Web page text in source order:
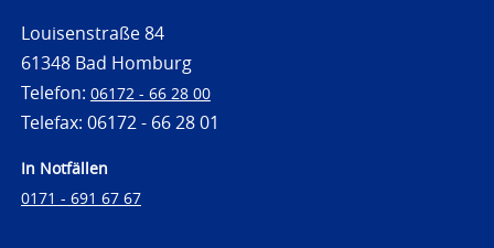
Louisenstraße 84
61348 Bad Homburg
Telefon: 06172 - 66 28 00
Telefax: 06172 - 66 28 01
In Notfällen
0171 - 691 67 67